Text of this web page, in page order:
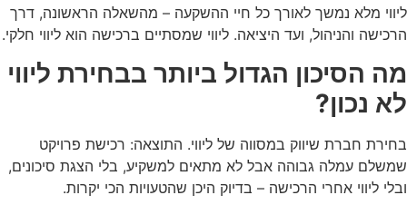
ליווי מלא נמשך לאורך כל חיי ההשקעה – מהשאלה הראשונה, דרך
הרכישה והניהול, ועד היציאה. ליווי שמסתיים ברכישה הוא ליווי חלקי.
מה הסיכון הגדול ביותר בבחירת ליווי
לא נכון?
בחירת חברת שיווק במסווה של ליווי. התוצאה: רכישת פרויקט
שמשלם עמלה גבוהה אבל לא מתאים למשקיע, בלי הצגת סיכונים,
ובלי ליווי אחרי הרכישה – בדיוק היכן שהטעויות הכי יקרות.